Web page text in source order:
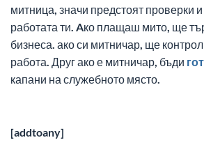
митница, значи предстоят проверки
работата ти. Aко плащаш мито, ще
бизнеса. ако си митничар, ще
работа. Друг ако е митничар, бъди
капани на служебното място.
[addtoany]